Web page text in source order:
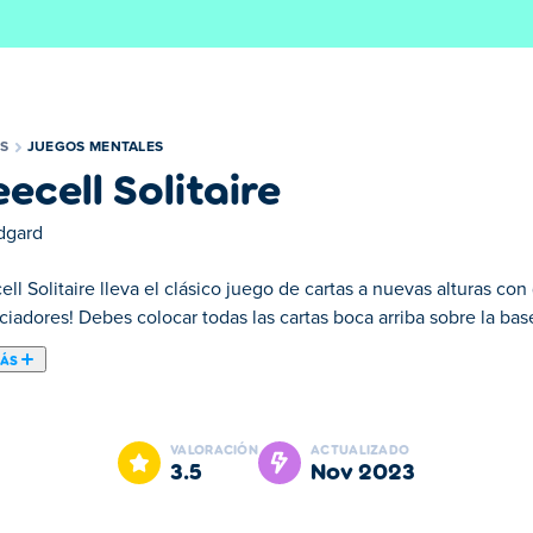
JUEGOS MENTALES
Solitaire
Solitaire lleva el clásico juego de cartas a nuevas alturas
Debes colocar todas las cartas boca arriba sobre la
a nuevas alturas con distintas dificultades y
temporalmente. No te preocupes si te quedas atascado,
¡Para esos momentos más complicados, el botón de
VALORACIÓN
3.5
ACTUALIZADO
nov 2023